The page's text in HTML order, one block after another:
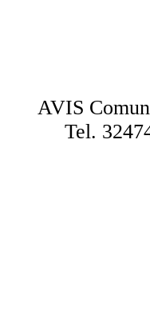
AVIS
Tel.